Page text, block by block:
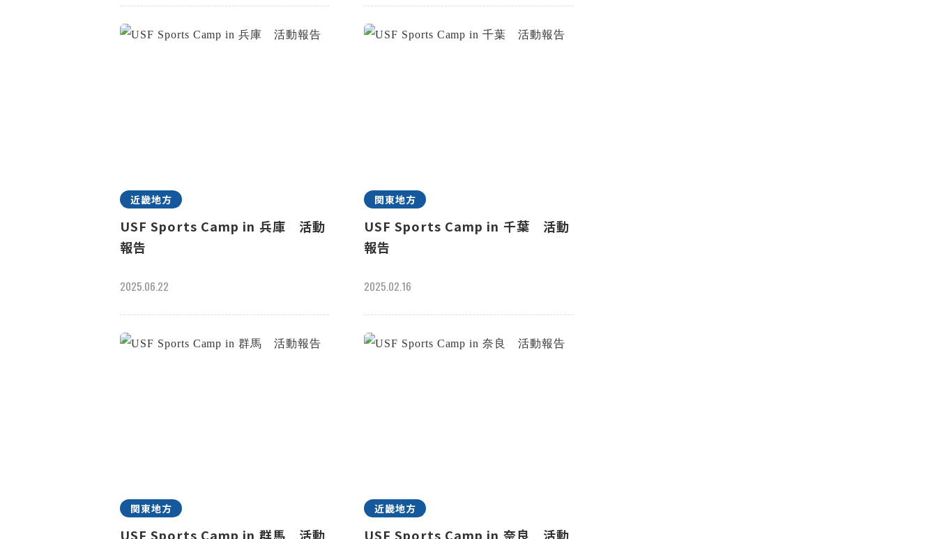
近畿地方
USF Sports Camp in 兵庫 活動
報告
2025.06.22
関東地方
USF Sports Camp in 千葉 活動
報告
2025.02.16
関東地方
USF Sports Camp in 群馬 活動
近畿地方
USF Sports Camp in 奈良 活動